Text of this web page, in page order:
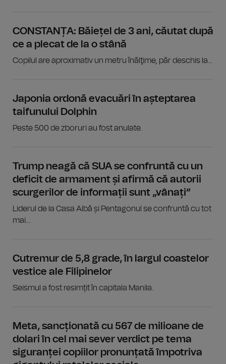
CONSTANȚA: Băiețel de 3 ani, căutat după
ce a plecat de la o stână
Copilul are aproximativ un metru înălţime, păr deschis la...
Japonia ordonă evacuări în așteptarea
taifunului Dolphin
Peste 500 de zboruri au fost anulate.
Trump neagă că SUA se confruntă cu un
deficit de armament și afirmă că autorii
scurgerilor de informații sunt „vânați”
Liderul de la Casa Albă și Pentagonul se confruntă cu tot
mai...
Cutremur de 5,8 grade, în largul coastelor
vestice ale Filipinelor
Seismul a fost resimțit în capitala Manila.
Meta, sancționată cu 567 de milioane de
dolari în cel mai sever verdict pe tema
siguranței copiilor pronunțată împotriva